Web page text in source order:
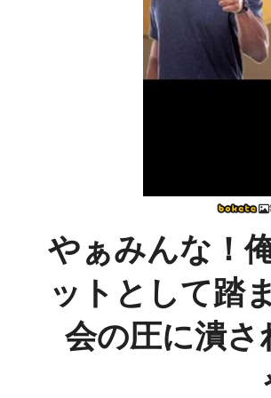
やぁみんな！
ットとして踏
会の圧に潰